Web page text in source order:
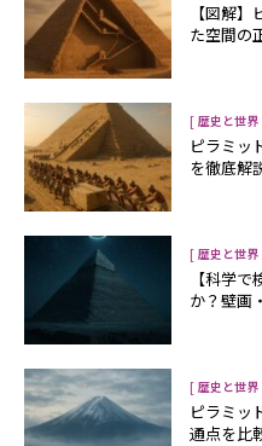
【図解
た空間の
[ 歴史と世界
ピラミッ
を徹底解
[ 歴史と世界
【科学
か？壁画
[ 歴史と世界
ピラミッ
通点を比